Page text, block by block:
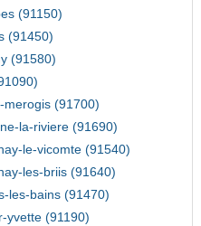
(91150)
(91450)
(91580)
merogis (91700)
la-riviere (91690)
le-vicomte (91540)
les-briis (91640)
les-bains (91470)
yvette (91190)